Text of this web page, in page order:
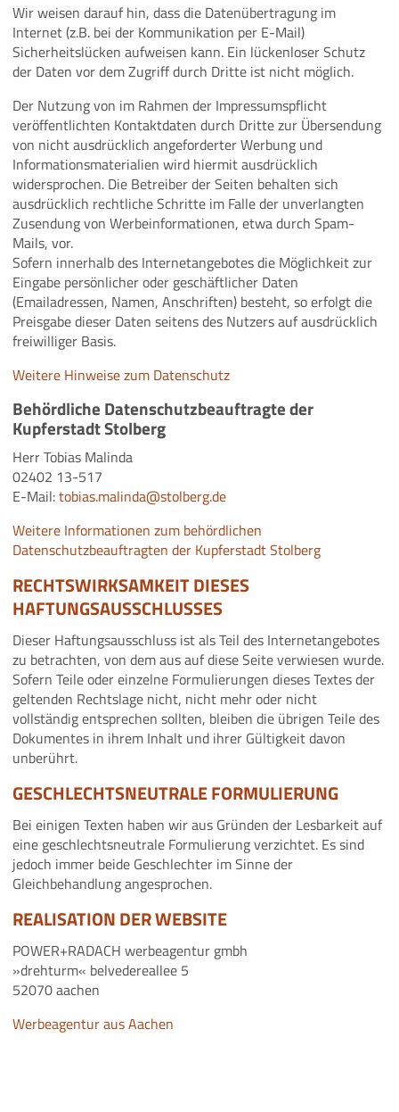
Wir weisen darauf hin, dass die Datenübertragung im
Internet (z.B. bei der Kommunikation per E-Mail)
Sicherheitslücken aufweisen kann. Ein lückenloser Schutz
der Daten vor dem Zugriff durch Dritte ist nicht möglich.
Der Nutzung von im Rahmen der Impressumspflicht
veröffentlichten Kontaktdaten durch Dritte zur Übersendung
von nicht ausdrücklich angeforderter Werbung und
Informationsmaterialien wird hiermit ausdrücklich
widersprochen. Die Betreiber der Seiten behalten sich
ausdrücklich rechtliche Schritte im Falle der unverlangten
Zusendung von Werbeinformationen, etwa durch Spam-
Mails, vor.
Sofern innerhalb des Internetangebotes die Möglichkeit zur
Eingabe persönlicher oder geschäftlicher Daten
(Emailadressen, Namen, Anschriften) besteht, so erfolgt die
Preisgabe dieser Daten seitens des Nutzers auf ausdrücklich
freiwilliger Basis.
Weitere Hinweise zum Datenschutz
Behördliche Datenschutzbeauftragte der
Kupferstadt Stolberg
Herr Tobias Malinda
02402 13-517
E-Mail:tobias.malinda@stolberg.de
Weitere Informationen zum behördlichen
Datenschutzbeauftragten der Kupferstadt Stolberg
RECHTSWIRKSAMKEIT DIESES
HAFTUNGSAUSSCHLUSSES
Dieser Haftungsausschluss ist als Teil des Internetangebotes
zu betrachten, von dem aus auf diese Seite verwiesen wurde.
Sofern Teile oder einzelne Formulierungen dieses Textes der
geltenden Rechtslage nicht, nicht mehr oder nicht
vollständig entsprechen sollten, bleiben die übrigen Teile des
Dokumentes in ihrem Inhalt und ihrer Gültigkeit davon
unberührt.
GESCHLECHTSNEUTRALE FORMULIERUNG
Bei einigen Texten haben wir aus Gründen der Lesbarkeit auf
eine geschlechtsneutrale Formulierung verzichtet. Es sind
jedoch immer beide Geschlechter im Sinne der
Gleichbehandlung angesprochen.
REALISATION DER WEBSITE
POWER+RADACH werbeagentur gmbh
»drehturm« belvedereallee 5
52070 aachen
Werbeagentur aus Aachen